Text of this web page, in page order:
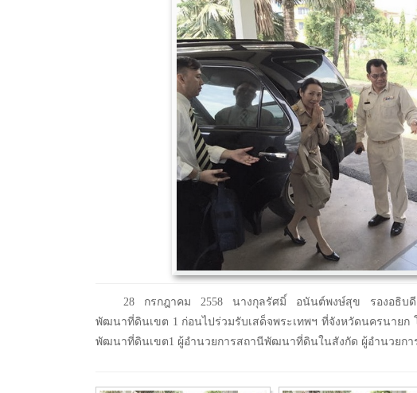
28 กรกฎาคม 2558 นางกุลรัศมิ์ อนันต์พงษ์สุข รองอธิบ
พัฒนาที่ดินเขต 1 ก่อนไปร่วมรับเสด็จพระเทพฯ ที่จังหวัดนครนาย
พัฒนาที่ดินเขต1 ผู้อำนวยการสถานีพัฒนาที่ดินในสังกัด ผู้อำนวยกา